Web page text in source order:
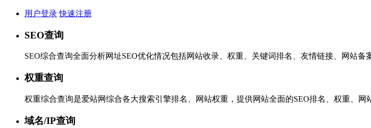
用户登录 快速注册
SEO查询
SEO综合查询全面分析网址SEO优化情况包括网站收录、权重、关键词排名、友情链接、网站备
权重查询
权重综合查询是爱站网综合各大搜索引擎排名、网站权重，提供网站全面的SEO排名、权重、网
域名/IP查询